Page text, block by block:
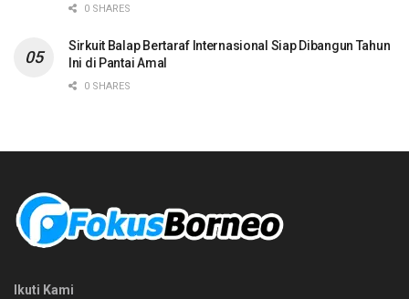
0 SHARES
Sirkuit Balap Bertaraf Internasional Siap Dibangun Tahun
Ini di Pantai Amal
0 SHARES
Ikuti Kami